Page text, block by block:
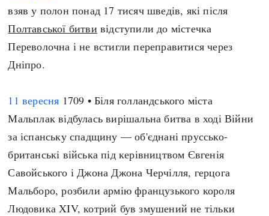
взяв у полон понад 17 тисяч шведів, які після
Полтавської битви відступили до містечка
Переволочна і не встигли переправитися через
Дніпро.
11 вересня 1709 • Біля голландського міста
Мальплак відбулась вирішальна битва в ході Війни
за іспанську спадщину — об'єднані пруссько-
британські війська під керівництвом Євгенія
Савойського і Джона Джона Черчілля, герцога
Мальборо, розбили армію французького короля
Людовика XIV, котрий був змушений не тільки